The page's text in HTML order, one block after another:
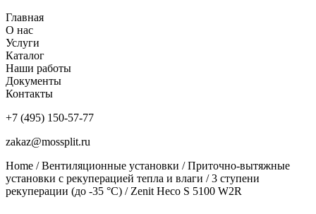
Главная
О нас
Услуги
Каталог
Наши работы
Документы
Контакты
+7 (495) 150-57-77
zakaz@mossplit.ru
Home /Вентиляционные установки /Приточно-вытяжные
установки с рекуперацией тепла и влаги /3 ступени
рекуперации (до -35 °C) / Zenit Heco S 5100 W2R